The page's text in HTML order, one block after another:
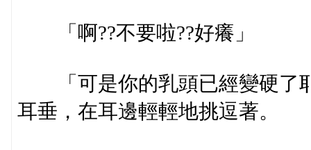
「啊??不要啦??好癢」
「可是你的乳頭已經變硬了
耳垂，在耳邊輕輕地挑逗著。